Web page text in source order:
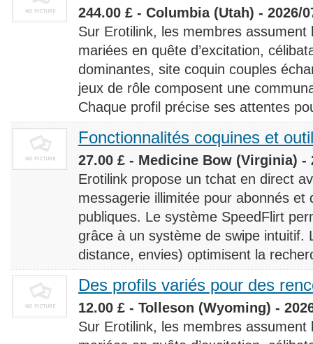
244.00 £ - Columbia (Utah) - 2026/
Sur Erotilink, les membres
mariées en quête d’excitation,
dominantes, site coquin couples
jeux de rôle composent une
Chaque profil précise ses attentes
Fonctionnalités coquines et
27.00 £ - Medicine Bow (Virginia) -
Erotilink propose un tchat en direct
messagerie illimitée pour abonnés et
publiques. Le système SpeedFlirt
grâce à un système de swipe intuitif.
distance, envies) optimisent la
Des profils variés pour des
12.00 £ - Tolleson (Wyoming) -
Sur Erotilink, les membres